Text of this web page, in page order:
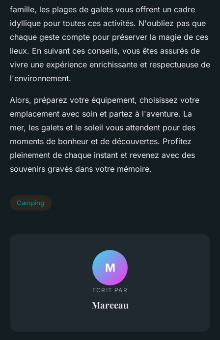
famille, les plages de galets vous offrent un cadre
idyllique pour toutes ces activités. N'oubliez pas que
chaque geste compte pour préserver la magie de ces
lieux. En suivant ces conseils, vous êtes assurés de
vivre une expérience enrichissante et respectueuse de
l'environnement.
Alors, préparez votre équipement, choisissez votre
emplacement avec soin et partez à l'aventure. La
mer, les galets et le soleil vous attendent pour des
moments de bonheur et de découvertes. Profitez
pleinement de chaque instant et revenez avec des
souvenirs gravés dans votre mémoire.
Camping
M
ECRIT PAR
Marceau